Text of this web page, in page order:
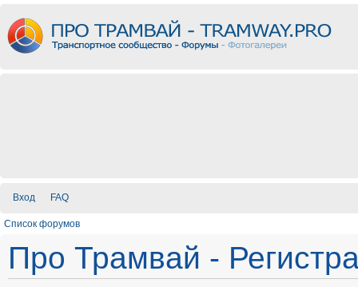
Вход FAQ
Список форумов
Про Трамвай -